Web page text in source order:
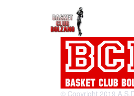
© Copyright 2019